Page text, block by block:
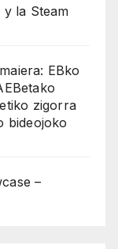
y la Steam
EBko
zigorra
bideojoko
–